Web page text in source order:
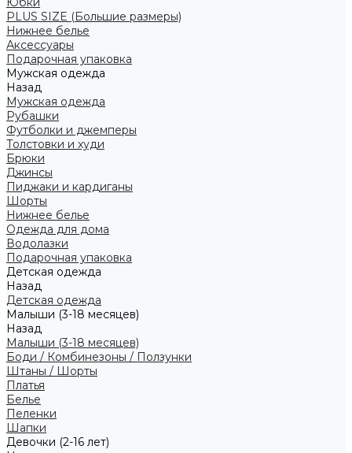
PLUS SIZE (Большие размеры)
Нижнее белье
Аксессуары
Подарочная упаковка
Мужская одежда
Назад
Мужская одежда
Рубашки
Футболки и джемперы
Толстовки и худи
Брюки
Джинсы
Пиджаки и кардиганы
Шорты
Нижнее белье
Одежда для дома
Водолазки
Подарочная упаковка
Детская одежда
Назад
Детская одежда
Малыши (3-18 месяцев)
Назад
Малыши (3-18 месяцев)
Боди / Комбинезоны / Ползунки
Штаны / Шорты
Платья
Белье
Пеленки
Шапки
Девочки (2-16 лет)